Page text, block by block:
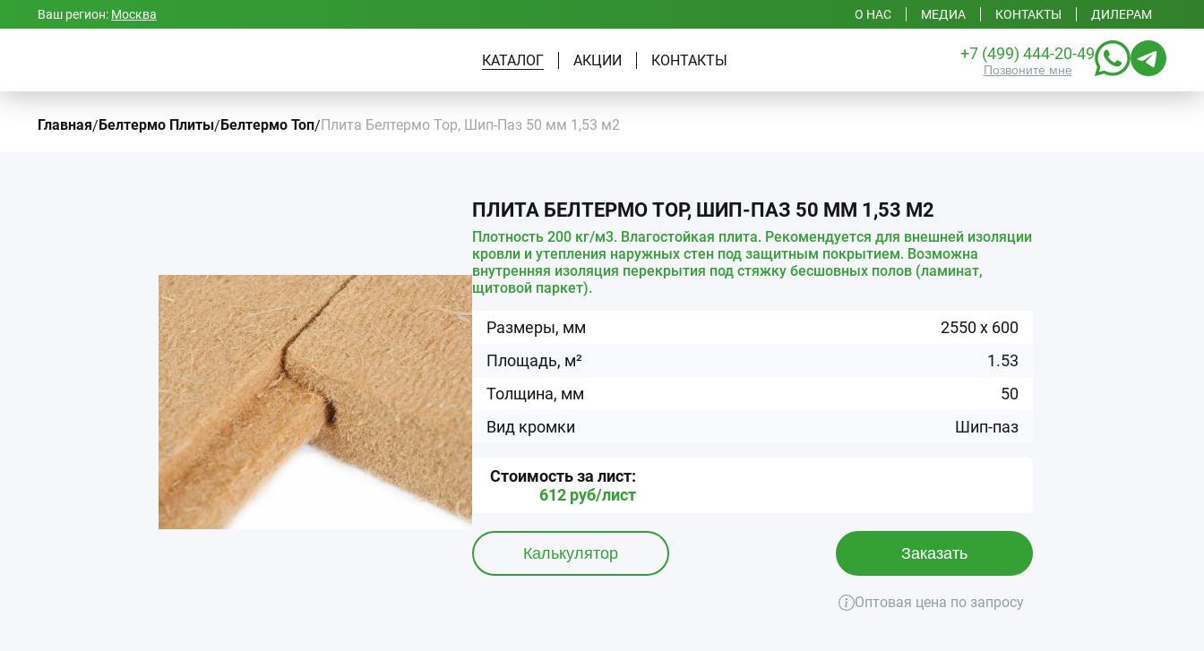
Ваш регион: Москва О НАС МЕДИА КОНТАКТЫ ДИЛЕРАМ
КАТАЛОГ АКЦИИ КОНТАКТЫ +7 (499) 444-20-49
Позвоните мне
Главная/Белтермо Плиты/Белтермо Топ/Плита Белтермо Top, Шип-Паз 50 мм 1,53 м2
ПЛИТА БЕЛТЕРМО TOP, ШИП-ПАЗ 50 ММ 1,53 М2
Плотность 200 кг/м3. Влагостойкая плита. Рекомендуется для внешней изоляции
кровли и утепления наружных стен под защитным покрытием. Возможна
внутренняя изоляция перекрытия под стяжку бесшовных полов (ламинат,
щитовой паркет).
Размеры, мм 2550 x 600
Площадь, м²
1.53
Толщина, мм
50
Вид кромки
Шип-паз
Стоимость за лист:
612 руб/лист
Калькулятор Заказать
Оптовая цена по запросу